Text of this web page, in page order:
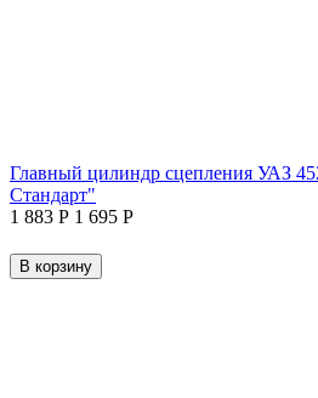
Главный цилиндр сцепления УАЗ
Стандарт"
1 883 Р 1 695 Р
В корзину